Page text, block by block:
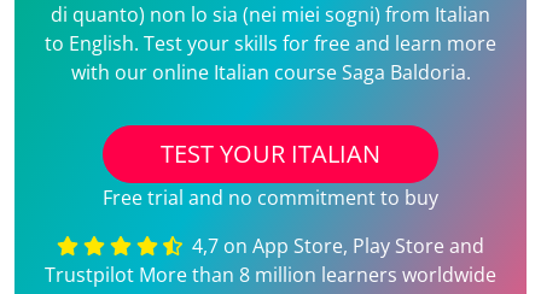
di quanto) non lo sia (nei miei sogni) from Italian
to English. Test your skills for free and learn more
with our online Italian course Saga Baldoria.
TEST YOUR ITALIAN
Free trial and no commitment to buy
4,7 on App Store, Play Store and
Trustpilot More than 8 million learners worldwide